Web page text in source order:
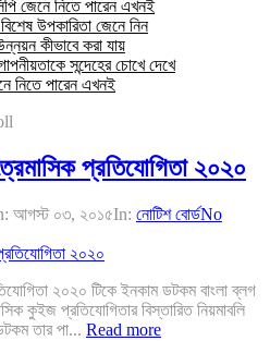
জেনে নিতে পারেন এখনই
উপকারিতা জেনে নিন
কীভাবে করা যায়
সন্দেহের চোখে দেখে
নিতে পারেন এখনই
প্রতিযোগিতা ২০২০
আগস্ট ০৩, ২০১৫In: নোটিশ বোর্ডNo
২০২০ টিকে ইনকাম ডটকম বাংলা ব্লগ
কুইজ প্রতিযোগিতার বিস্তারিত নিয়মাবলি
তার পা... Read more